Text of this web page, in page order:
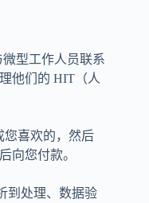
微型工作人员联系
他们的 HIT（人
您喜欢的，然后
向您付款。
到处理、数据验